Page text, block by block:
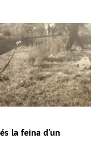
la feina d’un